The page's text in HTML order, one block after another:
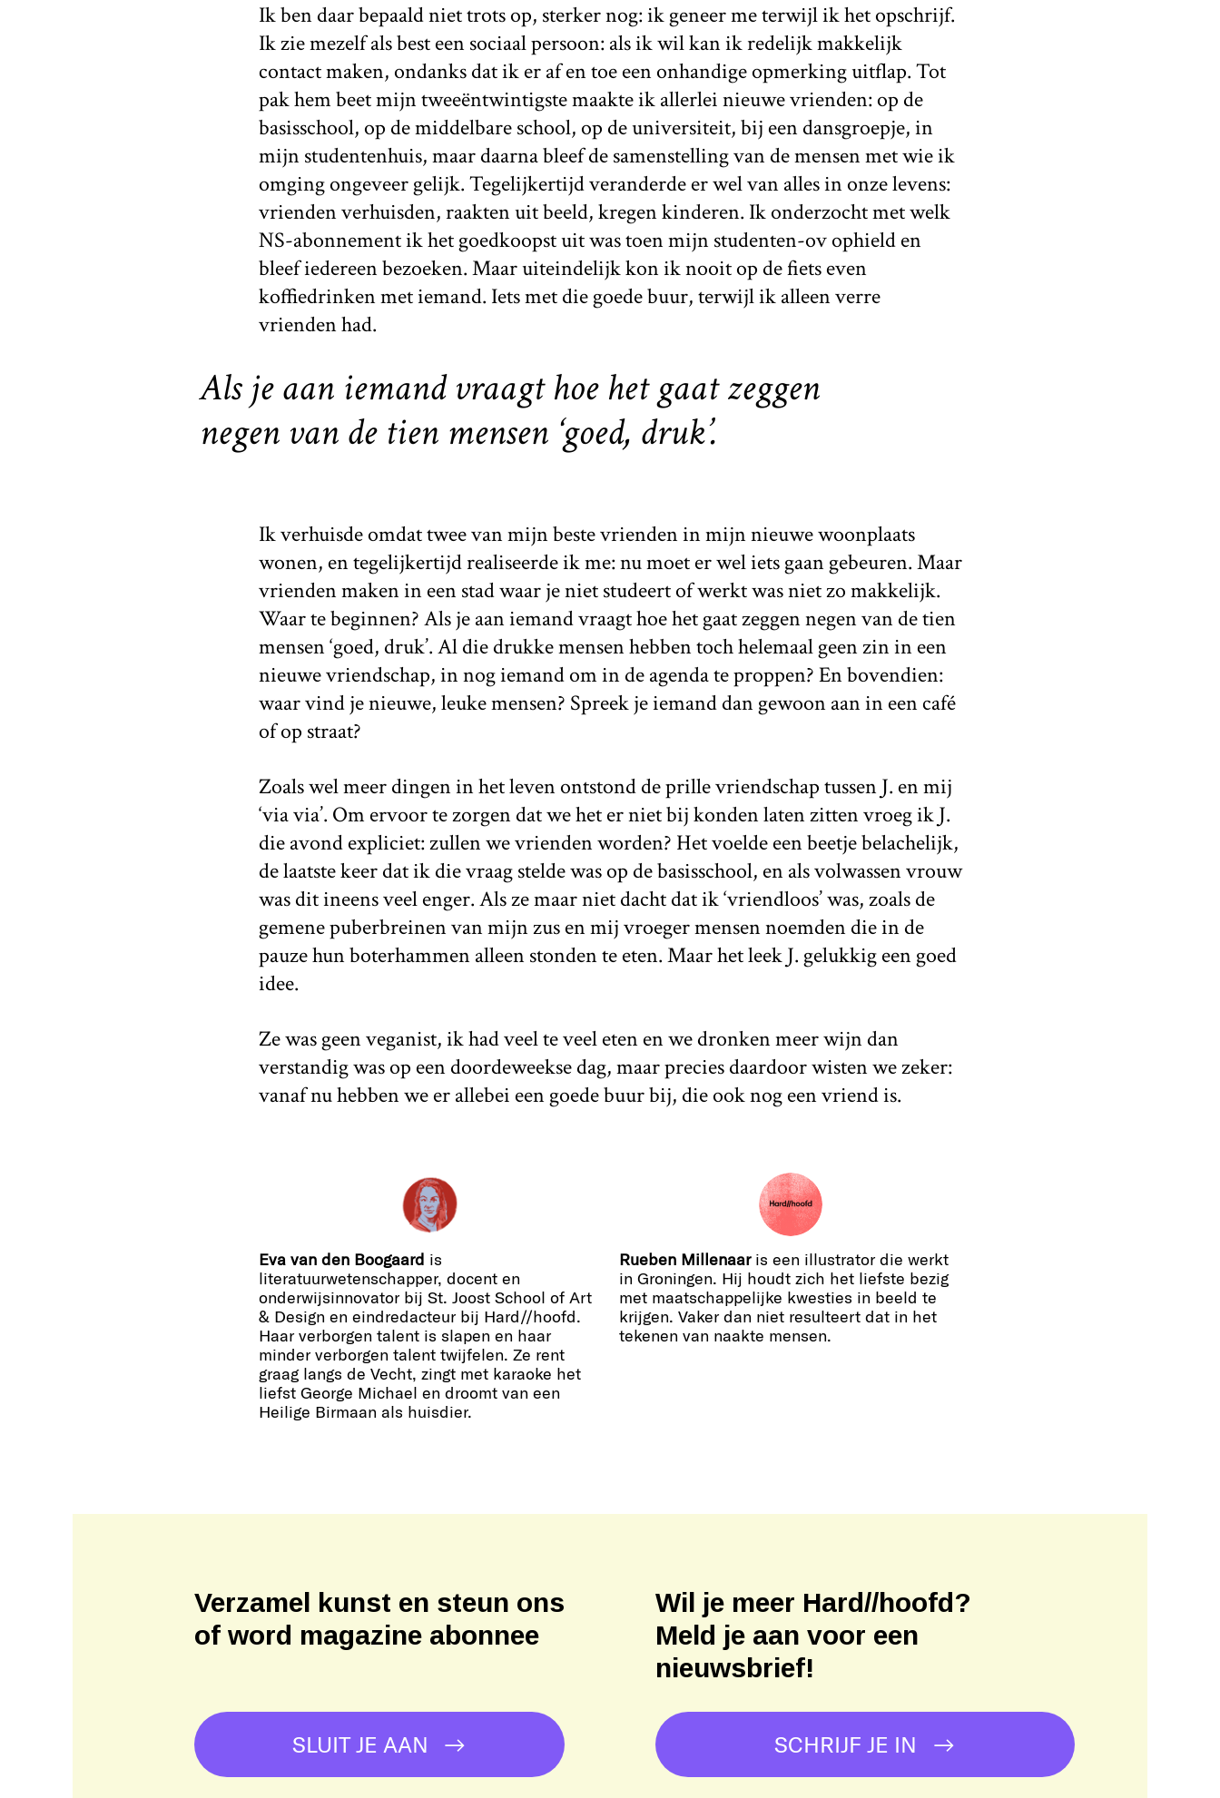
Ik ben daar bepaald niet trots op, sterker nog: ik geneer me terwijl ik het opschrijf.
Ik zie mezelf als best een sociaal persoon: als ik wil kan ik redelijk makkelijk
contact maken, ondanks dat ik er af en toe een onhandige opmerking uitflap. Tot
pak hem beet mijn tweeëntwintigste maakte ik allerlei nieuwe vrienden: op de
basisschool, op de middelbare school, op de universiteit, bij een dansgroepje, in
mijn studentenhuis, maar daarna bleef de samenstelling van de mensen met wie ik
omging ongeveer gelijk. Tegelijkertijd veranderde er wel van alles in onze levens:
vrienden verhuisden, raakten uit beeld, kregen kinderen. Ik onderzocht met welk
NS-abonnement ik het goedkoopst uit was toen mijn studenten-ov ophield en
bleef iedereen bezoeken. Maar uiteindelijk kon ik nooit op de fiets even
koffiedrinken met iemand. Iets met die goede buur, terwijl ik alleen verre
vrienden had.
Als je aan iemand vraagt hoe het gaat zeggen
negen van de tien mensen ‘goed, druk’.
Ik verhuisde omdat twee van mijn beste vrienden in mijn nieuwe woonplaats
wonen, en tegelijkertijd realiseerde ik me: nu moet er wel iets gaan gebeuren. Maar
vrienden maken in een stad waar je niet studeert of werkt was niet zo makkelijk.
Waar te beginnen? Als je aan iemand vraagt hoe het gaat zeggen negen van de tien
mensen ‘goed, druk’. Al die drukke mensen hebben toch helemaal geen zin in een
nieuwe vriendschap, in nog iemand om in de agenda te proppen? En bovendien:
waar vind je nieuwe, leuke mensen? Spreek je iemand dan gewoon aan in een café
of op straat?
Zoals wel meer dingen in het leven ontstond de prille vriendschap tussen J. en mij
‘via via’. Om ervoor te zorgen dat we het er niet bij konden laten zitten vroeg ik J.
die avond expliciet: zullen we vrienden worden? Het voelde een beetje belachelijk,
de laatste keer dat ik die vraag stelde was op de basisschool, en als volwassen vrouw
was dit ineens veel enger. Als ze maar niet dacht dat ik ‘vriendloos’ was, zoals de
gemene puberbreinen van mijn zus en mij vroeger mensen noemden die in de
pauze hun boterhammen alleen stonden te eten. Maar het leek J. gelukkig een goed
idee.
Ze was geen veganist, ik had veel te veel eten en we dronken meer wijn dan
verstandig was op een doordeweekse dag, maar precies daardoor wisten we zeker:
vanaf nu hebben we er allebei een goede buur bij, die ook nog een vriend is.
Eva van den Boogaard is
literatuurwetenschapper, docent en
onderwijsinnovator bij St. Joost School of Art
& Design en eindredacteur bij Hard//hoofd.
Haar verborgen talent is slapen en haar
minder verborgen talent twijfelen. Ze rent
graag langs de Vecht, zingt met karaoke het
liefst George Michael en droomt van een
Heilige Birmaan als huisdier.
Rueben Millenaaris een illustrator die werkt
in Groningen. Hij houdt zich het liefste bezig
met maatschappelijke kwesties in beeld te
krijgen. Vaker dan niet resulteert dat in het
tekenen van naakte mensen.
Verzamel kunst en steun ons
of word magazine abonnee
SLUIT JE AAN
Wil je meer Hard//hoofd?
Meld je aan voor een
nieuwsbrief!
SCHRIJF JE IN